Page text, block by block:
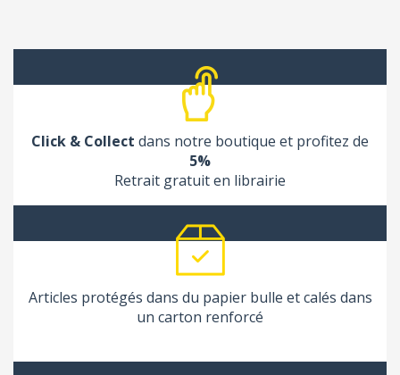
Click & Collect dans notre boutique et profitez de
5%
Retrait gratuit en librairie
Articles protégés dans du papier bulle et calés dans
un carton renforcé